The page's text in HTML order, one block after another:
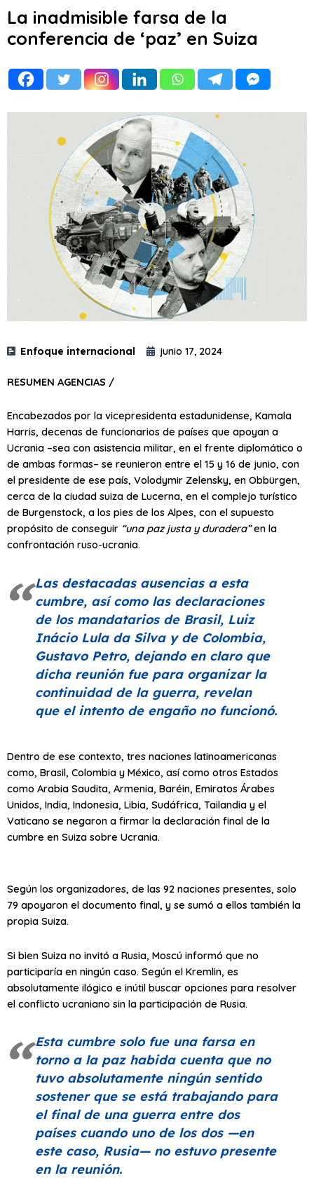
La inadmisible farsa de la
conferencia de ‘paz’ en Suiza
Enfoque internacional junio 17, 2024
RESUMEN AGENCIAS /
Encabezados por la vicepresidenta estadunidense, Kamala
Harris, decenas de funcionarios de países que apoyan a
Ucrania –sea con asistencia militar, en el frente diplomático o
de ambas formas– se reunieron entre el 15 y 16 de junio, con
el presidente de ese país, Volodymir Zelensky, en Obbürgen,
cerca de la ciudad suiza de Lucerna, en el complejo turístico
de Burgenstock, a los pies de los Alpes, con el supuesto
propósito de conseguir “una paz justa y duradera”en la
confrontación ruso-ucrania.
Las destacadas ausencias a esta
cumbre, así como las declaraciones
de los mandatarios de Brasil, Luiz
Inácio Lula da Silva y de Colombia,
Gustavo Petro, dejando en claro que
dicha reunión fue para organizar la
continuidad de la guerra, revelan
que el intento de engaño no funcionó.
Dentro de ese contexto, tres naciones latinoamericanas
como, Brasil, Colombia y México, así como otros Estados
como Arabia Saudita, Armenia, Baréin, Emiratos Árabes
Unidos, India, Indonesia, Libia, Sudáfrica, Tailandia y el
Vaticano se negaron a firmar la declaración final de la
cumbre en Suiza sobre Ucrania.
Según los organizadores, de las 92 naciones presentes, solo
79 apoyaron el documento final, y se sumó a ellos también la
propia Suiza.
Si bien Suiza no invitó a Rusia, Moscú informó que no
participaría en ningún caso. Según el Kremlin, es
absolutamente ilógico e inútil buscar opciones para resolver
el conflicto ucraniano sin la participación de Rusia.
Esta cumbre solo fue una farsa en
torno a la paz habida cuenta que no
tuvo absolutamente ningún sentido
sostener que se está trabajando para
el final de una guerra entre dos
países cuando uno de los dos —en
este caso, Rusia— no estuvo presente
en la reunión.